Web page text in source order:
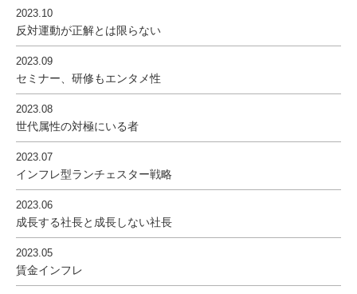
2023.10
反対運動が正解とは限らない
2023.09
セミナー、研修もエンタメ性
2023.08
世代属性の対極にいる者
2023.07
インフレ型ランチェスター戦略
2023.06
成長する社長と成長しない社長
2023.05
賃金インフレ